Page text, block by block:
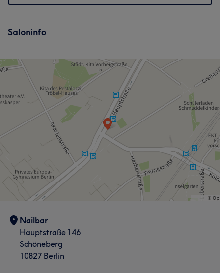
Saloninfo
Nailbar
Hauptstraße 146
Schöneberg
10827 Berlin